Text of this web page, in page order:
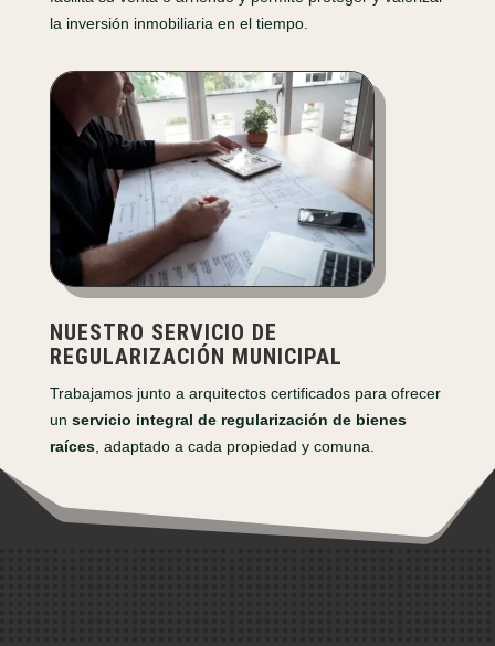
la inversión inmobiliaria en el tiempo.
NUESTRO SERVICIO DE
REGULARIZACIÓN MUNICIPAL
Trabajamos junto a arquitectos certificados para ofrecer
un servicio integral de regularización de bienes
raíces, adaptado a cada propiedad y comuna.